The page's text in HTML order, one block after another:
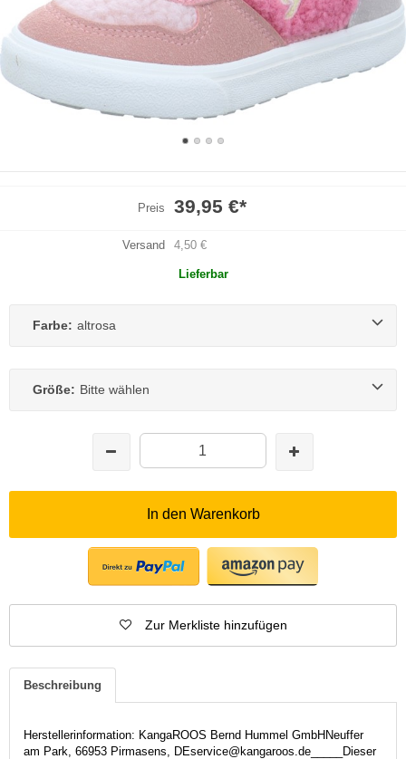
Preis 39,95 €*
Versand 4,50 €
Lieferbar
Farbe: altrosa
Größe: Bitte wählen
In den Warenkorb
Zur Merkliste hinzufügen
Beschreibung
Herstellerinformation: KangaROOS Bernd Hummel GmbHNeuffer
am Park, 66953 Pirmasens, DEservice@kangaroos.de_____Dieser